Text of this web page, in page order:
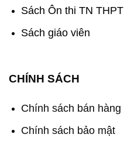
Sách Ôn thi TN THPT
Sách giáo viên
CHÍNH SÁCH
Chính sách bán hàng
Chính sách bảo mật